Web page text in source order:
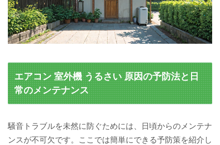
エアコン 室外機 うるさい 原因の予防法と日
常のメンテナンス
騒音トラブルを未然に防ぐためには、日頃からのメンテナ
ンスが不可欠です。ここでは簡単にできる予防策を紹介し